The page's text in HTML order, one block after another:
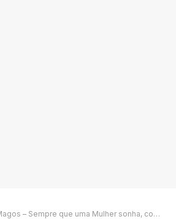
– Sempre que uma Mulher sonha, consegue!